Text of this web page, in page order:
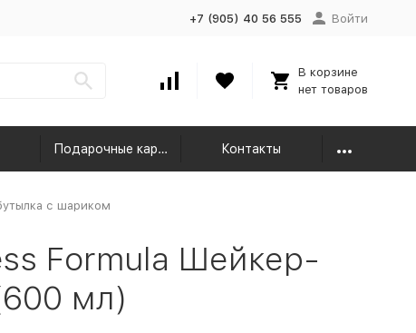
+7 (905) 40 56 555 Войти
В корзине
нет товаров
Подарочные карты Контакты
с шариком
Formula Шейкер-
мл)